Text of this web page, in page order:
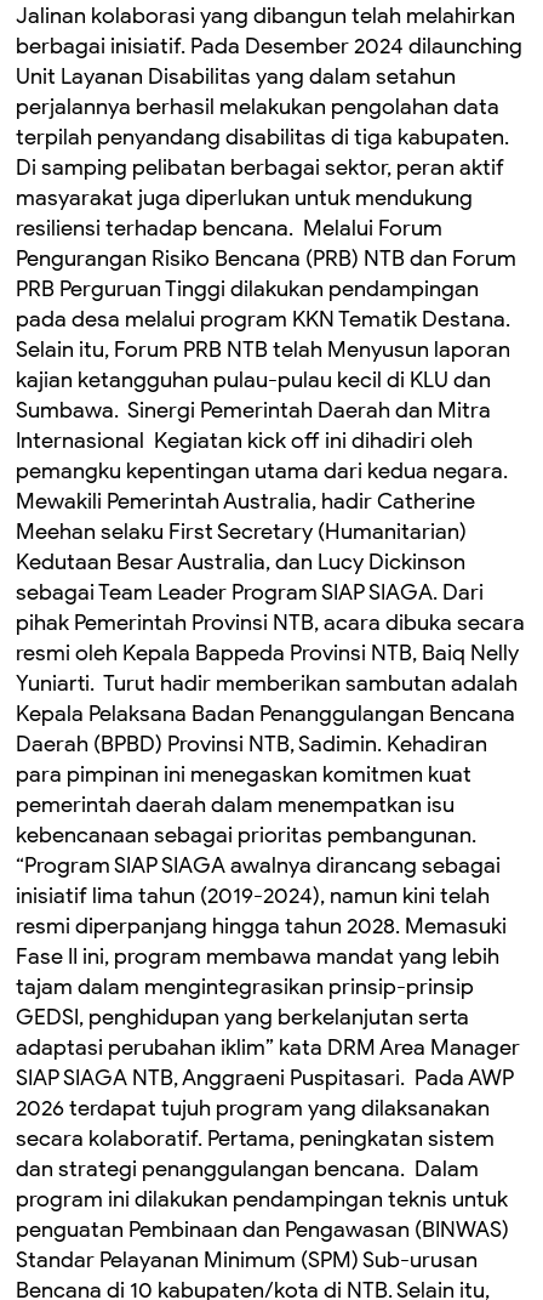
‎Jalinan kolaborasi yang dibangun telah melahirkan
berbagai inisiatif. Pada Desember 2024 dilaunching
Unit Layanan Disabilitas yang dalam setahun
perjalannya berhasil melakukan pengolahan data
terpilah penyandang disabilitas di tiga kabupaten. ‎
‎Di samping pelibatan berbagai sektor, peran aktif
masyarakat juga diperlukan untuk mendukung
resiliensi terhadap bencana. ‎ Melalui Forum
Pengurangan Risiko Bencana (PRB) NTB dan Forum
PRB Perguruan Tinggi dilakukan pendampingan
pada desa melalui program KKN Tematik Destana. ‎
Selain itu, Forum PRB NTB telah Menyusun laporan
kajian ketangguhan pulau-pulau kecil di KLU dan
Sumbawa. ‎ ‎Sinergi Pemerintah Daerah dan Mitra
Internasional ‎ ‎Kegiatan kick off ini dihadiri oleh
pemangku kepentingan utama dari kedua negara.
Mewakili Pemerintah Australia, hadir Catherine
Meehan selaku First Secretary (Humanitarian)
Kedutaan Besar Australia, dan Lucy Dickinson
sebagai Team Leader Program SIAP SIAGA. Dari
pihak Pemerintah Provinsi NTB, acara dibuka secara
resmi oleh Kepala Bappeda Provinsi NTB, Baiq Nelly
Yuniarti. ‎ Turut hadir memberikan sambutan adalah
Kepala Pelaksana Badan Penanggulangan Bencana
Daerah (BPBD) Provinsi NTB, Sadimin. Kehadiran
para pimpinan ini menegaskan komitmen kuat
pemerintah daerah dalam menempatkan isu
kebencanaan sebagai prioritas pembangunan. ‎
‎“Program SIAP SIAGA awalnya dirancang sebagai
inisiatif lima tahun (2019-2024), namun kini telah
resmi diperpanjang hingga tahun 2028. Memasuki
Fase II ini, program membawa mandat yang lebih
tajam dalam mengintegrasikan prinsip-prinsip
GEDSI, penghidupan yang berkelanjutan serta
adaptasi perubahan iklim’’ kata DRM Area Manager
SIAP SIAGA NTB, Anggraeni Puspitasari. ‎ ‎Pada AWP
2026 terdapat tujuh program yang dilaksanakan
secara kolaboratif. Pertama, peningkatan sistem
dan strategi penanggulangan bencana. ‎ Dalam
program ini dilakukan pendampingan teknis untuk
penguatan Pembinaan dan Pengawasan (BINWAS)
Standar Pelayanan Minimum (SPM) Sub-urusan
Bencana di 10 kabupaten/kota di NTB. Selain itu,